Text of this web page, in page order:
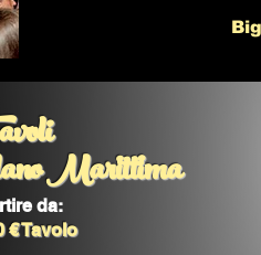
Marittima
da:
€ Tavolo